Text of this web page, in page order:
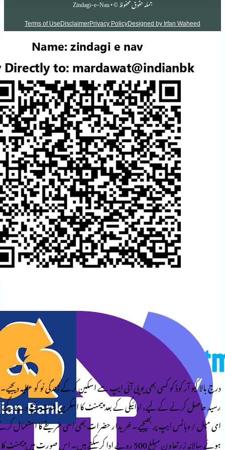
Designed by
Privacy Policy
Disclaimer
Terms of Use
کو کسی بھی یو پی آئی ایپ سے اسکین کرکے زندگی نو کو عطیہ دیجیے۔
لیے، ادائیگی کے بعد پیمنٹ کا اسکرین شاٹ نیچے دیے گئے
پر بھیجیے۔ خریدار حضرات بھی اسی طریقے کا استعمال کرتے
ہوئے سالانہ زرِ تعاون مبلغ 500 روپے ادا کرسکتے ہیں۔ اس صورت میں پیمنٹ کا